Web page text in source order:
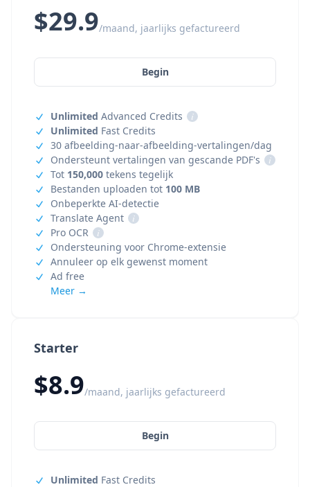
Starter
$8.9/maand, jaarlijks gefactureerd
Begin
Unlimited Fast Credits
$29.9/maand, jaarlijks gefactureerd
Begin
Unlimited Advanced Credits
i
Unlimited Fast Credits
30 afbeelding-naar-afbeelding-vertalingen/dag
Ondersteunt vertalingen van gescande PDF's
i
Tot 150,000 tekens tegelijk
Bestanden uploaden tot 100 MB
Onbeperkte AI-detectie
Translate Agent
i
Pro OCR
i
Ondersteuning voor Chrome-extensie
Annuleer op elk gewenst moment
Ad free
Meer →